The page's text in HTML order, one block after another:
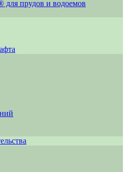
прудов и водоемов